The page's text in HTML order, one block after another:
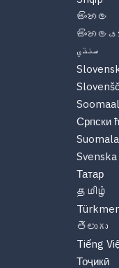
සිංහල
سنڌي
Српски
Svenska
Татар
தமிழ்
తెలుగు
Tiếng
Тоҷикӣ